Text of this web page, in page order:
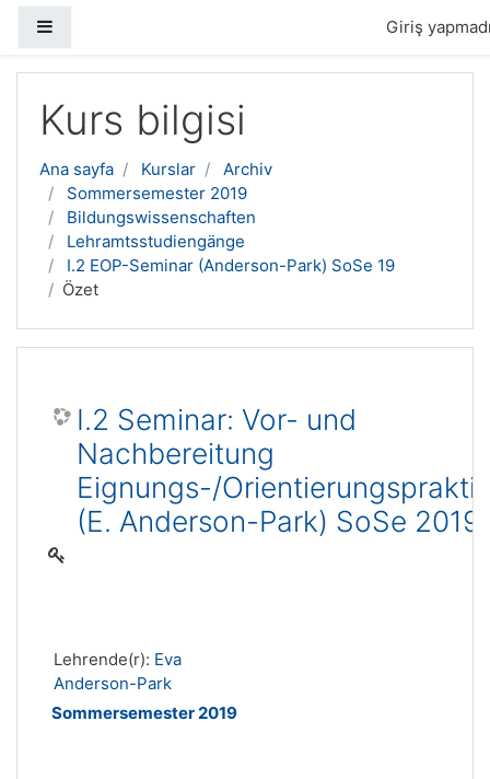
Giriş
Kurs bilgisi
Ana sayfa Kurslar
Archiv
Sommersemester 2019
Bildungswissenschaften
Lehramtsstudiengänge
I.2 EOP-Seminar (Anderson-Park) SoSe 19
Özet
I.2 Seminar: Vor- und
Nachbereitung
Eignungs-/
(E. Anderson-Park) SoSe 2019
Lehrende(r): Eva
Anderson-Park
Sommersemester 2019